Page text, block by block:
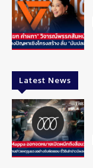
Latest News